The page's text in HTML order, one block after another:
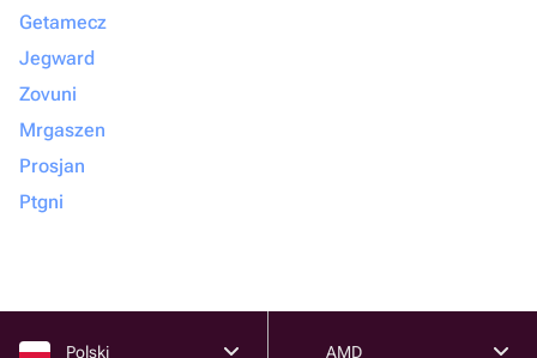
Getamecz
Jegward
Zovuni
Mrgaszen
Prosjan
Ptgni
Polski AMD